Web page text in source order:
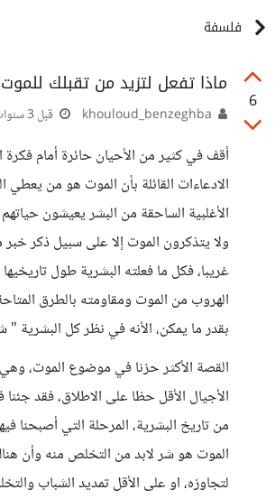
فلسفة
6
ماذا تفعل لتزيد من تقبلك
قبل 3 سنوات
أقف في كثير من الأحيان حائرة أمام فكرة
الادعاءات القائلة بأن الموت هو من يعطي
الأغلبية الساحقة من البشر يعيشون
ولا يتذكرون الموت إلا على سبيل ذكر
غريبا، فكل ما فعلته البشرية طول
الهروب من الموت ومقاومته بالطرق
بقدر ما يمكن، الأنه في نظر كل البشرية "
القصة الأكثر حزنا في موضوع الموت،
الأجيال الأقل حظا على الاطلاق، فقد
من تاريخ البشرية، المرحلة التي أصبحنا
الموت هو شر لابد من التخلص منه وأن
لتجاوزه، او على الأقل تمديد الشباب